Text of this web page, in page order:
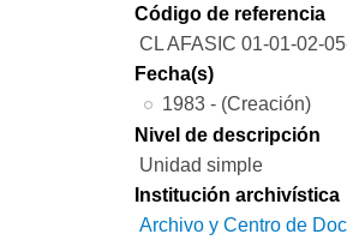
Código de referencia
CL AFASIC 01-01-02-
Fecha(s)
1983 - (Creación)
Nivel de descripción
Unidad simple
Institución archivística
Archivo y Centro de